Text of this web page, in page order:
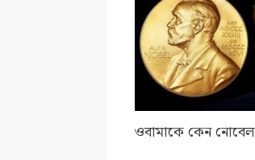
ওবামাকে কেন